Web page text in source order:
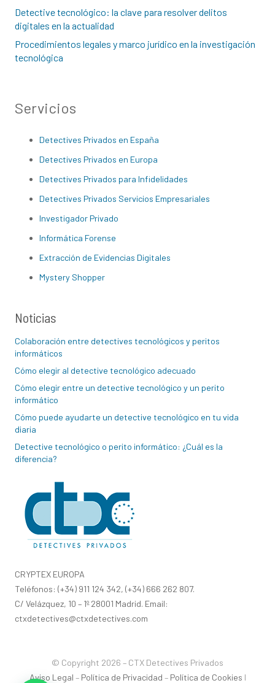
Detective tecnológico: la clave para resolver delitos
digitales en la actualidad
Procedimientos legales y marco jurídico en la investigación
tecnológica
Servicios
Detectives Privados en España
Detectives Privados en Europa
Detectives Privados para Infidelidades
Detectives Privados Servicios Empresariales
Investigador Privado
Informática Forense
Extracción de Evidencias Digitales
Mystery Shopper
Noticias
Colaboración entre detectives tecnológicos y peritos
informáticos
Cómo elegir al detective tecnológico adecuado
Cómo elegir entre un detective tecnológico y un perito
informático
Cómo puede ayudarte un detective tecnológico en tu vida
diaria
Detective tecnológico o perito informático: ¿Cuál es la
diferencia?
CRYPTEX EUROPA
Teléfonos: (+34) 911 124 342, (+34) 666 262 807.
C/ Velázquez, 10 – 1º 28001 Madrid. Email:
ctxdetectives@ctxdetectives.com
© Copyright 2026 – CTX Detectives Privados
Aviso Legal – Política de Privacidad – Política de Cookies I